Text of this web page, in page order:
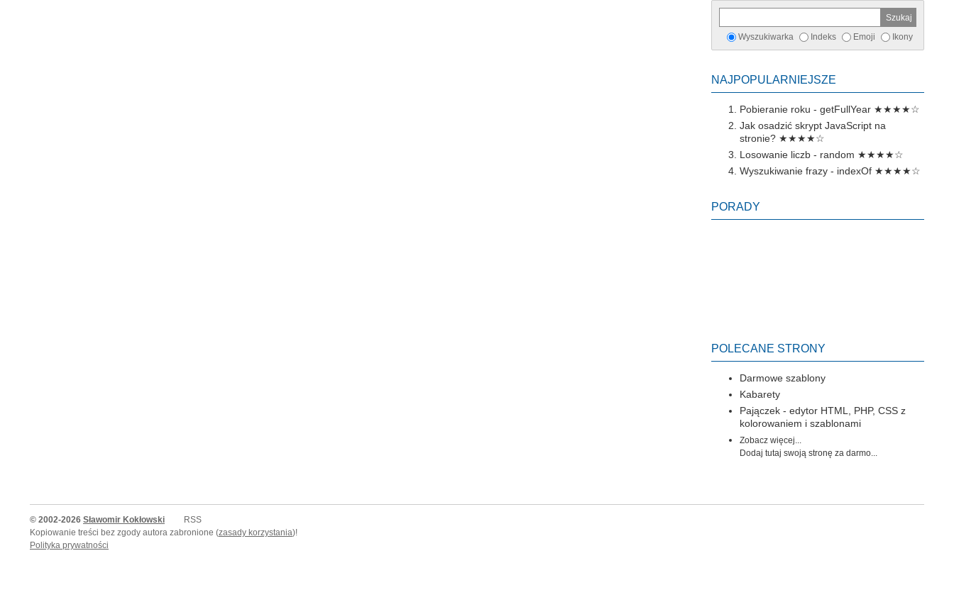
Wyszukiwarka Indeks Emoji Ikony
NAJPOPULARNIEJSZE
Pobieranie roku - getFullYear ★★★★☆
Jak osadzić skrypt JavaScript na
stronie? ★★★★☆
Losowanie liczb - random ★★★★☆
Wyszukiwanie frazy - indexOf ★★★★☆
PORADY
POLECANE STRONY
Darmowe szablony
Kabarety
Pajączek - edytor HTML, PHP, CSS z
kolorowaniem i szablonami
Zobacz więcej...
Dodaj tutaj swoją stronę za darmo...
© 2002-2026 Sławomir Kokłowski
RSS
Kopiowanie treści bez zgody autora zabronione (zasady korzystania)!
Polityka prywatności